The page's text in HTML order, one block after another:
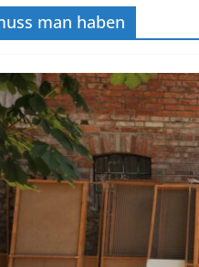
man haben